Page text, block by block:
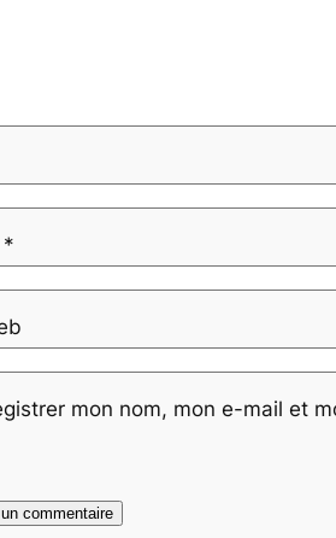
*
mon nom, mon e-mail et